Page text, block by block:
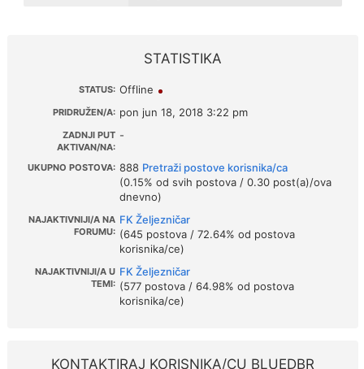
STATISTIKA
STATUS: Offline
PRIDRUŽEN/A: pon jun 18, 2018 3:22 pm
ZADNJI PUT
AKTIVAN/NA:
-
UKUPNO POSTOVA: 888 Pretraži postove korisnika/ca
(0.15% od svih postova / 0.30 post(a)/ova
dnevno)
NAJAKTIVNIJI/A NA
FORUMU:
FK Željezničar
(645 postova / 72.64% od postova
korisnika/ce)
NAJAKTIVNIJI/A U
TEMI:
FK Željezničar
(577 postova / 64.98% od postova
korisnika/ce)
KONTAKTIRAJ KORISNIKA/CU BLUEDBR